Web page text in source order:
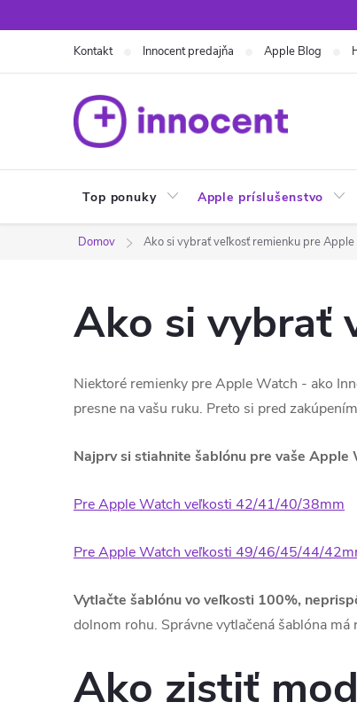
na
Kontakt Innocent predajňa Apple Blog
Top ponuky Apple príslušenstvo
Domov Ako si vybrať veľkosť remienku pre Apple
Ako si vybrať
Niektoré remienky pre Apple Watch - ako
presne na vašu ruku. Preto si pred
Najprv si stiahnite šablónu pre vaše Apple
Pre Apple Watch veľkosti 42/41/40/38mm
Pre Apple Watch veľkosti 49/46/45/44/
Vytlačte šablónu vo veľkosti 100%,
dolnom rohu. Správne vytlačená šablóna
Ako zistiť